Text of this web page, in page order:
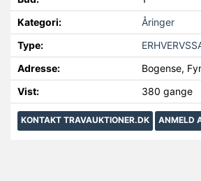
Kategori:
Åringer
Type:
Adresse:
Bogense,
Vist:
380 gange
KONTAKT TRAVAUKTIONER.DK ANMELD